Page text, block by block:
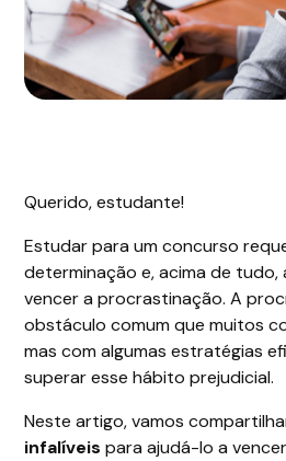
Querido, estudante!
Estudar para um concurso
determinação e, acima de tudo,
vencer a procrastinação. A
obstáculo comum que muitos
mas com algumas estratégias
superar esse hábito prejudicial.
Neste artigo, vamos
infalíveis para ajudá-lo a